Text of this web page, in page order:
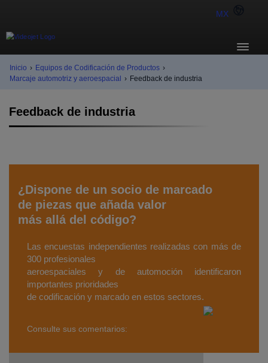
MX
Inicio › Equipos de Codificación de Productos ›
Marcaje automotriz y aeroespacial › Feedback de industria
Feedback de industria
¿Dispone de un socio de marcado
de piezas que añada valor
más allá del código?
Las encuestas independientes realizadas con más de
300 profesionales
aeroespaciales y de automoción identificaron
importantes prioridades
de codificación y marcado en estos sectores.
Consulte sus comentarios: